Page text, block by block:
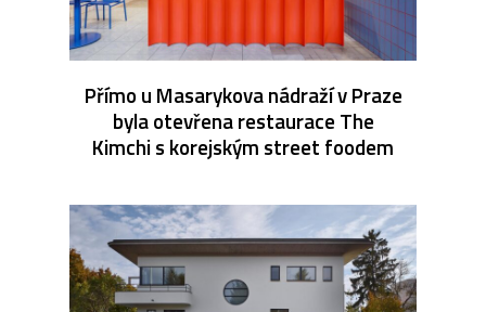
Přímo u Masarykova nádraží v Praze
byla otevřena restaurace The
Kimchi s korejským street foodem